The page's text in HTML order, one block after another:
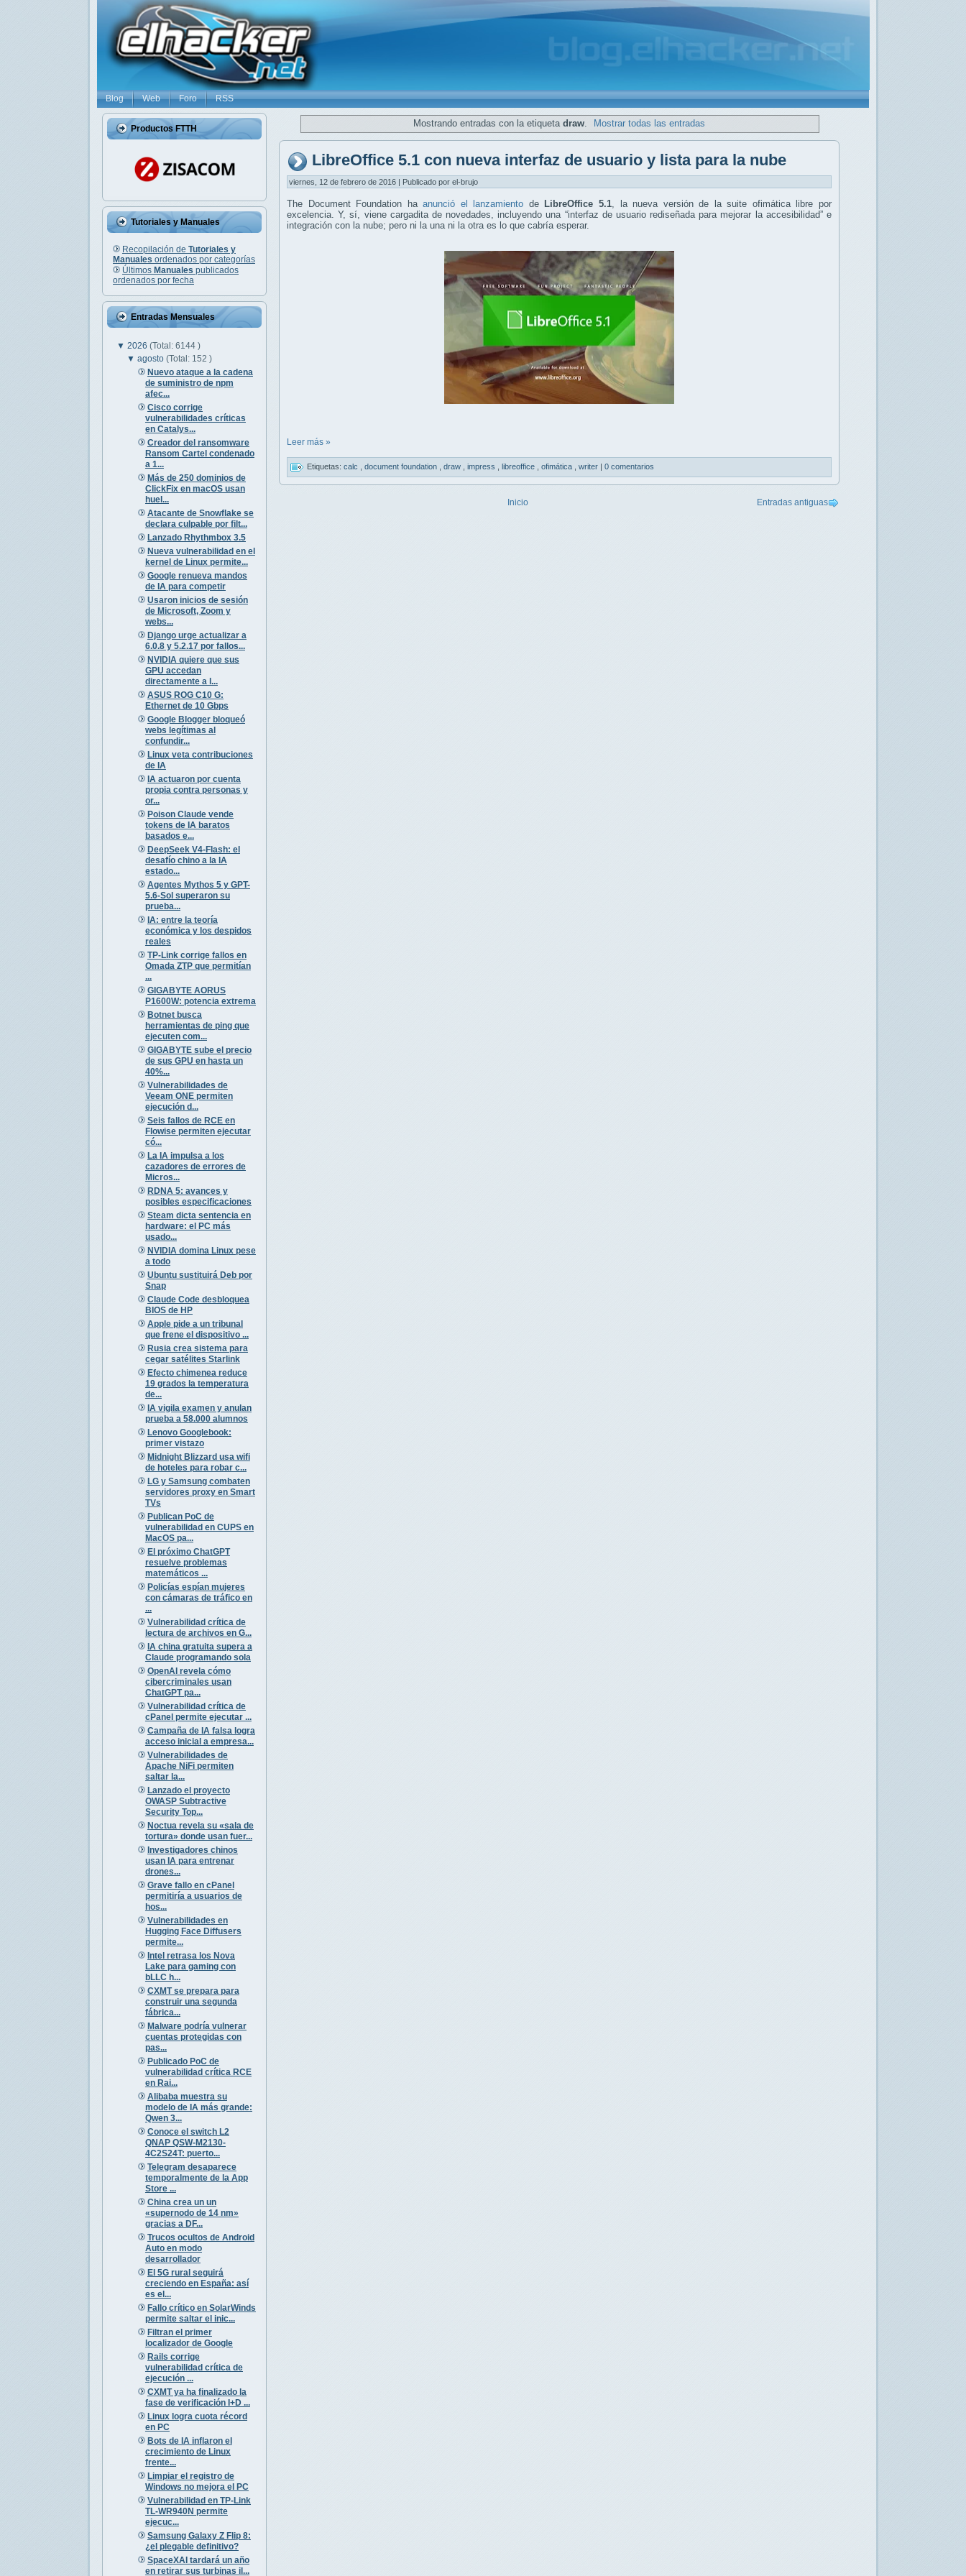
Blog Web Foro RSS
Productos FTTH
Tutoriales y Manuales
Recopilación de Tutoriales y
Manuales ordenados por categorías
Últimos Manuales publicados
ordenados por fecha
Entradas Mensuales
▼ 2026 (Total: 6144 )
▼agosto(Total: 152 )
Nuevo ataque a la cadena
de suministro de npm
afec...
Cisco corrige
vulnerabilidades críticas
en Catalys...
Creador del ransomware
Ransom Cartel condenado
a 1...
Más de 250 dominios de
ClickFix en macOS usan
huel...
Atacante de Snowflake se
declara culpable por filt...
Lanzado Rhythmbox 3.5
Nueva vulnerabilidad en el
kernel de Linux permite...
Google renueva mandos
de IA para competir
Usaron inicios de sesión
de Microsoft, Zoom y
webs...
Django urge actualizar a
6.0.8 y 5.2.17 por fallos...
NVIDIA quiere que sus
GPU accedan
directamente a l...
ASUS ROG C10 G:
Ethernet de 10 Gbps
Google Blogger bloqueó
webs legítimas al
confundir...
Linux veta contribuciones
de IA
IA actuaron por cuenta
propia contra personas y
or...
Poison Claude vende
tokens de IA baratos
basados e...
DeepSeek V4-Flash: el
desafío chino a la IA
estado...
Agentes Mythos 5 y GPT-
5.6-Sol superaron su
prueba...
IA: entre la teoría
económica y los despidos
reales
TP-Link corrige fallos en
Omada ZTP que permitían
...
GIGABYTE AORUS
P1600W: potencia extrema
Botnet busca
herramientas de ping que
ejecuten com...
GIGABYTE sube el precio
de sus GPU en hasta un
40%...
Vulnerabilidades de
Veeam ONE permiten
ejecución d...
Seis fallos de RCE en
Flowise permiten ejecutar
có...
La IA impulsa a los
cazadores de errores de
Micros...
RDNA 5: avances y
posibles especificaciones
Steam dicta sentencia en
hardware: el PC más
usado...
NVIDIA domina Linux pese
a todo
Ubuntu sustituirá Deb por
Snap
Claude Code desbloquea
BIOS de HP
Apple pide a un tribunal
que frene el dispositivo ...
Rusia crea sistema para
cegar satélites Starlink
Efecto chimenea reduce
19 grados la temperatura
de...
IA vigila examen y anulan
prueba a 58.000 alumnos
Lenovo Googlebook:
primer vistazo
Midnight Blizzard usa wifi
de hoteles para robar c...
LG y Samsung combaten
servidores proxy en Smart
TVs
Publican PoC de
vulnerabilidad en CUPS en
MacOS pa...
El próximo ChatGPT
resuelve problemas
matemáticos ...
Policías espían mujeres
con cámaras de tráfico en
...
Vulnerabilidad crítica de
lectura de archivos en G...
IA china gratuita supera a
Claude programando sola
OpenAI revela cómo
cibercriminales usan
ChatGPT pa...
Vulnerabilidad crítica de
cPanel permite ejecutar ...
Campaña de IA falsa logra
acceso inicial a empresa...
Vulnerabilidades de
Apache NiFi permiten
saltar la...
Lanzado el proyecto
OWASP Subtractive
Security Top...
Noctua revela su «sala de
tortura» donde usan fuer...
Investigadores chinos
usan IA para entrenar
drones...
Grave fallo en cPanel
permitiría a usuarios de
hos...
Vulnerabilidades en
Hugging Face Diffusers
permite...
Intel retrasa los Nova
Lake para gaming con
bLLC h...
CXMT se prepara para
construir una segunda
fábrica...
Malware podría vulnerar
cuentas protegidas con
pas...
Publicado PoC de
vulnerabilidad crítica RCE
en Rai...
Alibaba muestra su
modelo de IA más grande:
Qwen 3...
Conoce el switch L2
QNAP QSW-M2130-
4C2S24T: puerto...
Telegram desaparece
temporalmente de la App
Store ...
China crea un un
«supernodo de 14 nm»
gracias a DF...
Trucos ocultos de Android
Auto en modo
desarrollador
El 5G rural seguirá
creciendo en España: así
es el...
Fallo crítico en SolarWinds
permite saltar el inic...
Filtran el primer
localizador de Google
Rails corrige
vulnerabilidad crítica de
ejecución ...
CXMT ya ha finalizado la
fase de verificación I+D ...
Linux logra cuota récord
en PC
Bots de IA inflaron el
crecimiento de Linux
frente...
Limpiar el registro de
Windows no mejora el PC
Vulnerabilidad en TP-Link
TL-WR940N permite
ejecuc...
Samsung Galaxy Z Flip 8:
¿el plegable definitivo?
SpaceXAI tardará un año
en retirar sus turbinas il...
Mostrando entradas con la etiqueta draw. Mostrar todas las entradas
LibreOffice 5.1 con nueva interfaz de usuario y lista para la nube
viernes, 12 de febrero de 2016 | Publicado por el-brujo
The Document Foundation haanunció el lanzamiento de LibreOffice 5.1 , la nueva versión de la suite ofimática libre por
excelencia. Y, sí, viene cargadita de novedades, incluyendo una “interfaz de usuario rediseñada para mejorar la accesibilidad” e
integración con la nube; pero ni la una ni la otra es lo que cabría esperar.
Leer más »
Etiquetas: calc document foundation draw impress libreoffice ofimática writer | 0 comentarios
Entradas antiguas
Inicio